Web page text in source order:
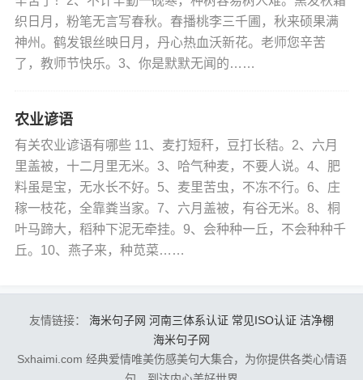
织日月，粉笔无言写春秋。春播桃李三千圃，秋来硕果满
神州。鹤发银丝映日月，丹心热血沃新花。老师您辛苦
了，教师节快乐。3、你是默默无闻的……
农业谚语
有关农业谚语有哪些 11、麦打短秆，豆打长秸。2、六月
里盖被，十二月里无米。3、哈气种麦，不要人说。4、肥
料虽是宝，无水长不好。5、麦里苦虫，不冻不行。6、庄
稼一枝花，全靠粪当家。7、六月盖被，有谷无米。8、桐
叶马蹄大，稻种下泥无牵挂。9、会种种一丘，不会种种千
丘。10、燕子来，种苋菜……
友情链接： 海米句子网 河南三体系认证 常见ISO认证 洁净棚
海米句子网
Sxhaimi.com 经典爱情唯美伤感美句大集合，为你提供各类心情语